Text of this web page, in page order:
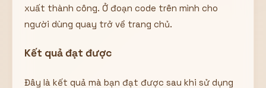
xuất thành công. Ở đoạn code trên mình cho
người dùng quay trở về trang chủ.
Kết quả đạt được
Đây là kết quả mà bạn đạt được sau khi sử dụng